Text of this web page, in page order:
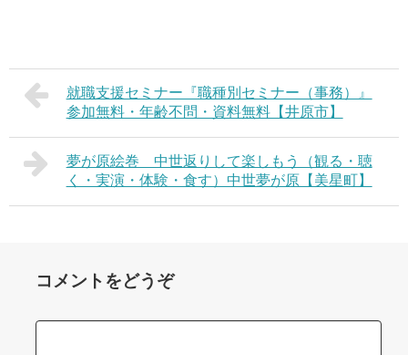
就職支援セミナー『職種別セミナー（事務）』
参加無料・年齢不問・資料無料【井原市】
夢が原絵巻 中世返りして楽しもう（観る・聴
く・実演・体験・食す）中世夢が原【美星町】
コメントをどうぞ